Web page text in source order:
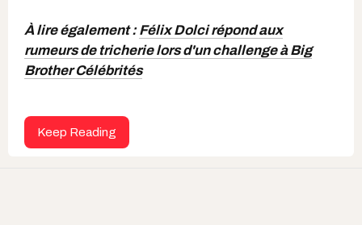
À lire également :Félix Dolci répond aux
rumeurs de tricherie lors d'un challenge à Big
Brother Célébrités
Keep Reading